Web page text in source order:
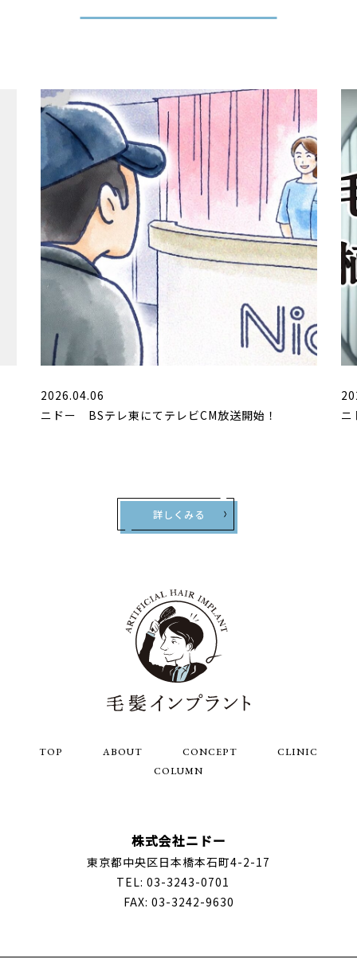
2026.04.06
ニドー BSテレ東にてテレビCM放送開始！
ニ
詳しくみる
TOP ABOUT CONCEPT
CLINIC
COLUMN
株式会社ニドー
東京都中央区日本橋本石町4-2-17
TEL: 03-3243-0701
FAX: 03-3242-9630